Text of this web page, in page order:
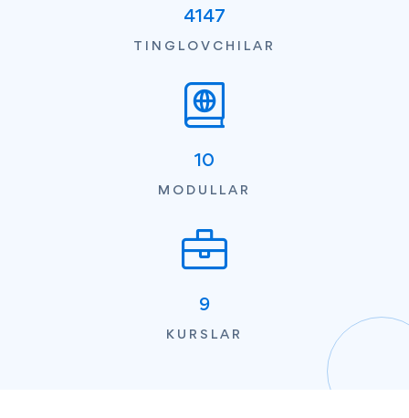
4147
TINGLOVCHILAR
10
MODULLAR
9
KURSLAR